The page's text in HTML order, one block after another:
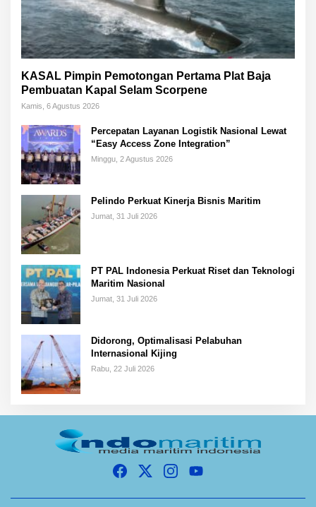
KASAL Pimpin Pemotongan Pertama Plat Baja
Pembuatan Kapal Selam Scorpene
Kamis, 6 Agustus 2026
Percepatan Layanan Logistik Nasional Lewat
“Easy Access Zone Integration”
Minggu, 2 Agustus 2026
Pelindo Perkuat Kinerja Bisnis Maritim
Jumat, 31 Juli 2026
PT PAL Indonesia Perkuat Riset dan Teknologi
Maritim Nasional
Jumat, 31 Juli 2026
Didorong, Optimalisasi Pelabuhan
Internasional Kijing
Rabu, 22 Juli 2026